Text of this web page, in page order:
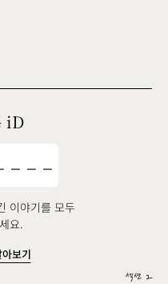
iD
이야기를 모두
요.
보기
섹션 2